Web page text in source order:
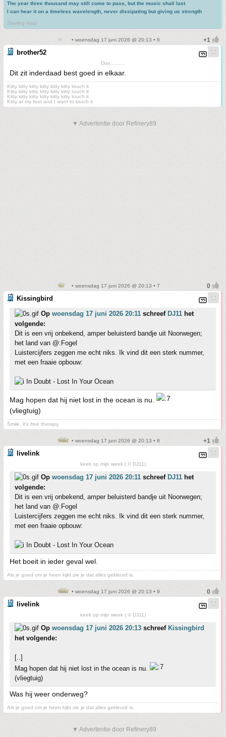
The year three thousand may still come to pass, but the music shall last
I can hear it on a timeless wavelength, never dissipating but giving us strength
Sterling Void
• woensdag 17 juni 2026 @ 20:13 • 6
brother52
Dus..........
Dit zit inderdaad best goed in elkaar.
Kitty kitty kitty kitty kitty kitty touch it
Kitty kitty kitty kitty kitty kitty touch it
Kitty kitty kitty kitty kitty kitty touch it
Kitty at my foot and I want to touch it
▼ Advertentie door Refinery89
• woensdag 17 juni 2026 @ 20:13 • 7
Kissingbird
Op woensdag 17 juni 2026 20:11 schreef DJ11 het
volgende:
Dit is een vrij onbekend, amper beluisterd bandje uit Noorwegen;
het land van @:Fogel
Luistercijfers zeggen me echt niks. Ik vind dit een sterk nummer,
met een fraaie opbouw:
In Doubt - Lost In Your Ocean
Mag hopen dat hij niet lost in the ocean is nu.
(vliegtuig)
Smile, it's free therapy.
• woensdag 17 juni 2026 @ 20:13 • 8
livelink
keek op mijn week ( © DJ11)
Op woensdag 17 juni 2026 20:11 schreef DJ11 het
volgende:
Dit is een vrij onbekend, amper beluisterd bandje uit Noorwegen;
het land van @:Fogel
Luistercijfers zeggen me echt niks. Ik vind dit een sterk nummer,
met een fraaie opbouw:
In Doubt - Lost In Your Ocean
Het boeit in ieder geval wel.
Als je goed om je heen kijkt zie je dat alles gekleurd is.
• woensdag 17 juni 2026 @ 20:13 • 9
livelink
keek op mijn week ( © DJ11)
Op woensdag 17 juni 2026 20:13 schreef Kissingbird
het volgende:
[..]
Mag hopen dat hij niet lost in the ocean is nu.
(vliegtuig)
Was hij weer onderweg?
Als je goed om je heen kijkt zie je dat alles gekleurd is.
▼ Advertentie door Refinery89